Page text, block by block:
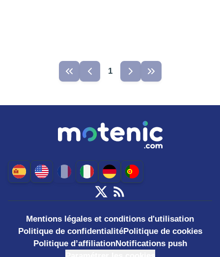
1
Mentions légales et conditions d'utilisation
Politique de confidentialitéPolitique de cookies
Politique d’affiliationNotifications push